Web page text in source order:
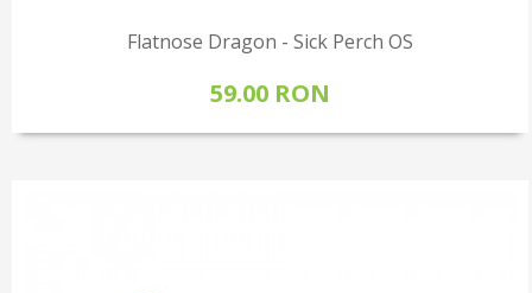
Flatnose Dragon - Sick Perch OS
59.00 RON